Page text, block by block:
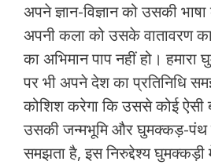
अपने ज्ञान-विज्ञान को उसकी
अपनी कला को उसके वातावरण
का अभिमान पाप नहीं हो। हमारा
पर भी अपने देश का प्रतिनिधि
कोशिश करेगा कि उससे कोई ऐसी
उसकी जन्‍मभूमि और घुमक्कड़-पंथ
समझता है, इस निरुद्देश्‍य घुमक्कड़ी